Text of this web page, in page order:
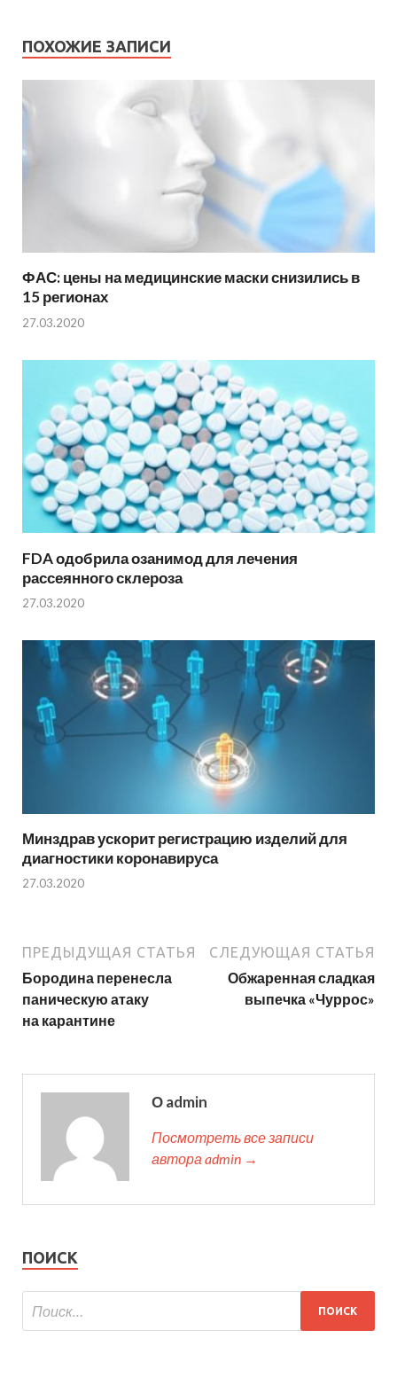
ПОХОЖИЕ ЗАПИСИ
ФАС: цены на медицинские маски снизились в
15 регионах
27.03.2020
FDA одобрила озанимод для лечения
рассеянного склероза
27.03.2020
Минздрав ускорит регистрацию изделий для
диагностики коронавируса
27.03.2020
ПРЕДЫДУЩАЯ СТАТЬЯ
Бородина перенесла
паническую атаку
на карантине
СЛЕДУЮЩАЯ СТАТЬЯ
Обжаренная сладкая
выпечка «Чуррос»
О admin
Посмотреть все записи
автора admin →
ПОИСК